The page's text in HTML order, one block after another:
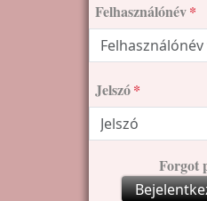
Felhasználónév
Jelszó
Forgot